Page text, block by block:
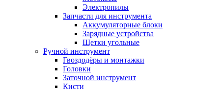
Электропилы
Запчасти для инструмента
Аккумуляторные блоки
Зарядные устройства
Щетки угольные
Ручной инструмент
Гвоздодёры и монтажки
Головки
Заточной инструмент
Кисти